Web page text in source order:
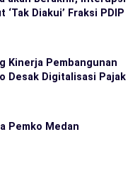
‘Tak Diakui’ Fraksi PDIP
Kinerja Pembangunan
Desak Digitalisasi Pajak
Pemko Medan